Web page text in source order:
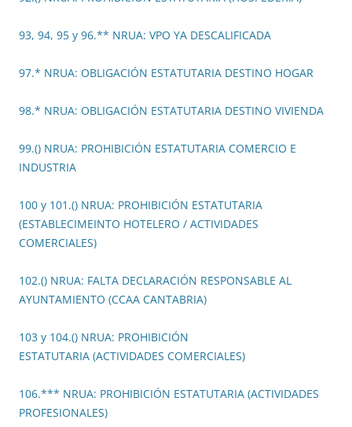
93, 94, 95 y 96.** NRUA: VPO YA DESCALIFICADA
97.* NRUA: OBLIGACIÓN ESTATUTARIA DESTINO HOGAR
98.* NRUA: OBLIGACIÓN ESTATUTARIA DESTINO VIVIENDA
99.() NRUA: PROHIBICIÓN ESTATUTARIA COMERCIO E
INDUSTRIA
100 y 101.() NRUA: PROHIBICIÓN ESTATUTARIA
(ESTABLECIMEINTO HOTELERO / ACTIVIDADES
COMERCIALES)
102.() NRUA: FALTA DECLARACIÓN RESPONSABLE AL
AYUNTAMIENTO (CCAA CANTABRIA)
103 y 104.() NRUA: PROHIBICIÓN
ESTATUTARIA (ACTIVIDADES COMERCIALES)
106.*** NRUA: PROHIBICIÓN ESTATUTARIA (ACTIVIDADES
PROFESIONALES)